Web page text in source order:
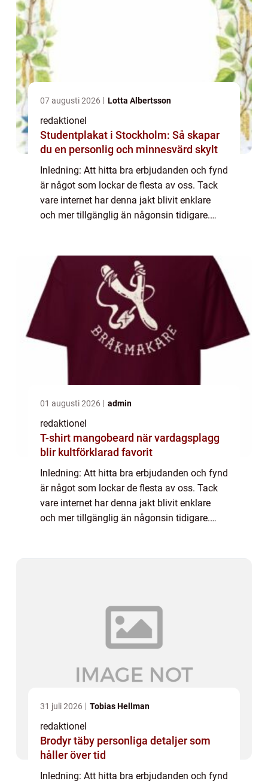
07 augusti 2026 Lotta Albertsson
redaktionel
Studentplakat i Stockholm: Så skapar
du en personlig och minnesvärd skylt
Inledning: Att hitta bra erbjudanden och fynd
är något som lockar de flesta av oss. Tack
vare internet har denna jakt blivit enklare
och mer tillgänglig än någonsin tidigare.
01 augusti 2026 admin
redaktionel
T-shirt mangobeard när vardagsplagg
blir kultförklarad favorit
Inledning: Att hitta bra erbjudanden och fynd
är något som lockar de flesta av oss. Tack
vare internet har denna jakt blivit enklare
och mer tillgänglig än någonsin tidigare.
31 juli 2026 Tobias Hellman
redaktionel
Brodyr täby personliga detaljer som
håller över tid
Inledning: Att hitta bra erbjudanden och fynd